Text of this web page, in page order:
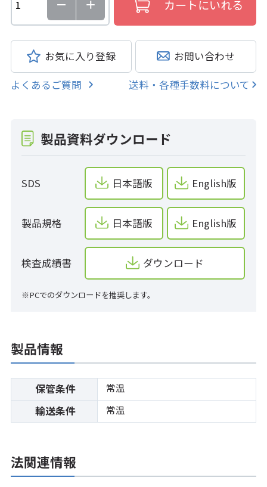
お気に入り登録 お問い合わせ
よくあるご質問 送料・各種手数料について
製品資料ダウンロード
SDS 日本語版 English版
製品規格 日本語版 English版
検査成績書 ダウンロード
※PCでのダウンロードを推奨します。
製品情報
保管条件 常温
輸送条件 常温
法関連情報